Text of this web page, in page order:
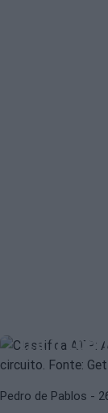
tra il top
Pedro de Pablos -